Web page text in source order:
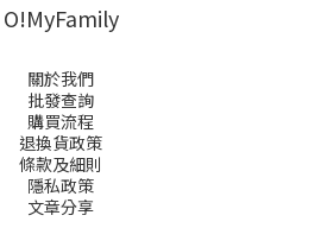
O!MyFamily
關於我們
批發查詢
購買流程
退換貨政策
條款及細則
隱私政策
文章分享